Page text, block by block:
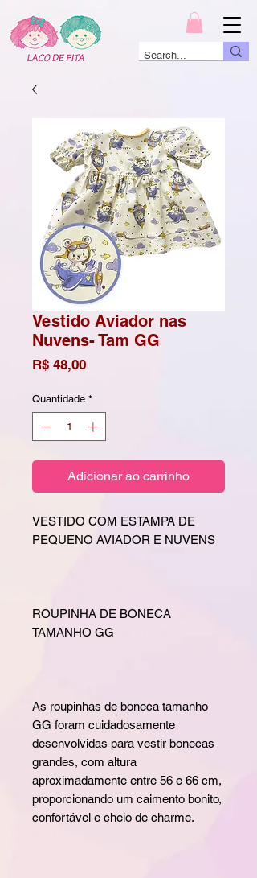
Vestido Aviador nas
Nuvens- Tam GG
R$ 48,00Preço
Quantidade *
Adicionar ao carrinho
VESTIDO COM ESTAMPA DE
PEQUENO AVIADOR E NUVENS
ROUPINHA DE BONECA
TAMANHO GG
As roupinhas de boneca tamanho
GG foram cuidadosamente
desenvolvidas para vestir bonecas
grandes, com altura
aproximadamente entre 56 e 66 cm,
proporcionando um caimento bonito,
confortável e cheio de charme.